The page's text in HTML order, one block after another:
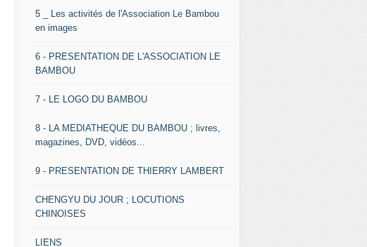
5 _ Les activités de l'Association Le Bambou
en images
6 - PRESENTATION DE L'ASSOCIATION LE
BAMBOU
7 - LE LOGO DU BAMBOU
8 - LA MEDIATHEQUE DU BAMBOU ; livres,
magazines, DVD, vidéos...
9 - PRESENTATION DE THIERRY LAMBERT
CHENGYU DU JOUR ; LOCUTIONS
CHINOISES
LIENS